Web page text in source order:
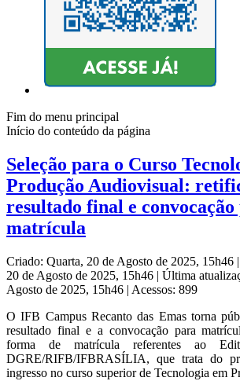
Fim do menu principal
Início do conteúdo da página
Seleção para o Curso
Produção Audiovisual:
resultado final e convocação
matrícula
Criado: Quarta, 20 de Agosto de 2025, 15h46 |
20 de Agosto de 2025, 15h46 | Última
Agosto de 2025, 15h46 | Acessos: 899
O IFB Campus Recanto das Emas torna
resultado final e a convocação para
forma de matrícula referentes ao
DGRE/RIFB/IFBRASÍLIA, que trata do
ingresso no curso superior de Tecnologia em